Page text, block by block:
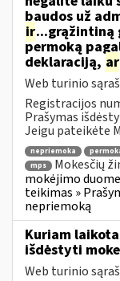
baudos už
ir...grąžintiną
permoką
deklaraciją, ar
Web turinio
Registracijos
Prašymas
Jeigu pateikėte
nepriemoka
mps
Mokesčių
mokėjimo
teikimas »
nepriemoką
Kuriam
išdėstyti
Web turinio